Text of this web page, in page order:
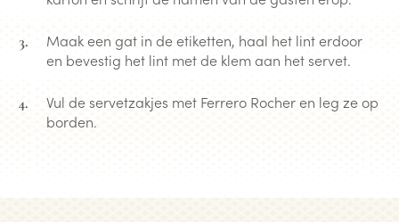
Maak een gat in de etiketten, haal het lint erdoor
en bevestig het lint met de klem aan het servet.
Vul de servetzakjes met Ferrero Rocher en leg ze op
borden.